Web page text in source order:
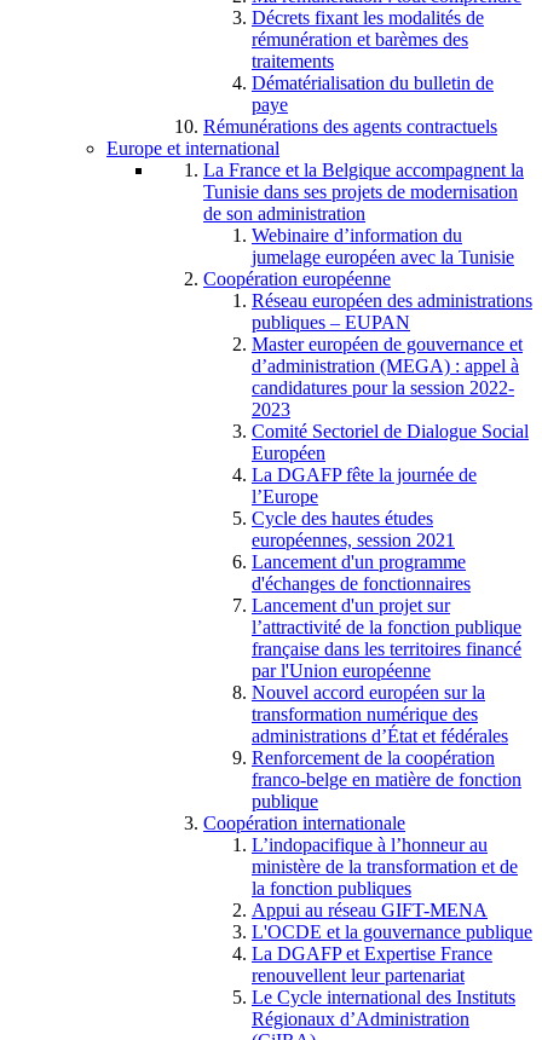
Décrets fixant les modalités de
rémunération et barèmes des
traitements
Dématérialisation du bulletin de
paye
Rémunérations des agents contractuels
Europe et international
La France et la Belgique accompagnent la
Tunisie dans ses projets de modernisation
de son administration
Webinaire d’information du
jumelage européen avec la Tunisie
Coopération européenne
Réseau européen des administrations
publiques – EUPAN
Master européen de gouvernance et
d’administration (MEGA) : appel à
candidatures pour la session 2022-
2023
Comité Sectoriel de Dialogue Social
Européen
La DGAFP fête la journée de
l’Europe
Cycle des hautes études
européennes, session 2021
Lancement d'un programme
d'échanges de fonctionnaires
Lancement d'un projet sur
l’attractivité de la fonction publique
française dans les territoires financé
par l'Union européenne
Nouvel accord européen sur la
transformation numérique des
administrations d’État et fédérales
Renforcement de la coopération
franco-belge en matière de fonction
publique
Coopération internationale
L’indopacifique à l’honneur au
ministère de la transformation et de
la fonction publiques
Appui au réseau GIFT-MENA
L'OCDE et la gouvernance publique
La DGAFP et Expertise France
renouvellent leur partenariat
Le Cycle international des Instituts
Régionaux d’Administration